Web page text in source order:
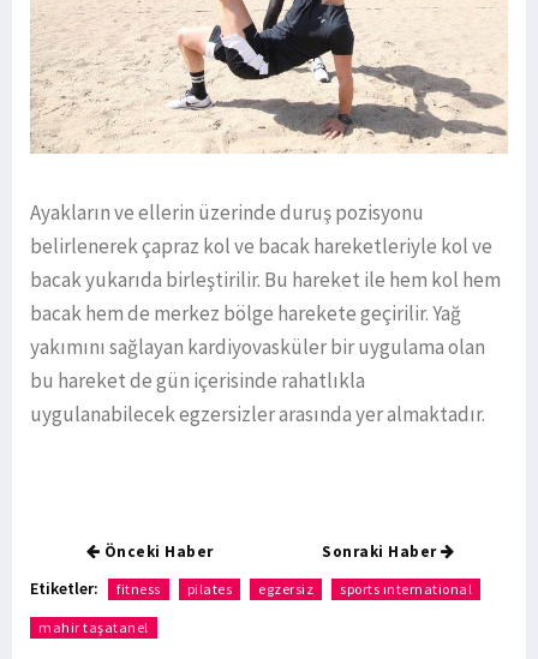
Ayakların ve ellerin üzerinde duruş pozisyonu
belirlenerek çapraz kol ve bacak hareketleriyle kol ve
bacak yukarıda birleştirilir. Bu hareket ile hem kol hem
bacak hem de merkez bölge harekete geçirilir. Yağ
yakımını sağlayan kardiyovasküler bir uygulama olan
bu hareket de gün içerisinde rahatlıkla
uygulanabilecek egzersizler arasında yer almaktadır.
Önceki Haber Sonraki Haber
Etiketler: fitness pilates egzersiz sports ınternational
mahir taşatanel